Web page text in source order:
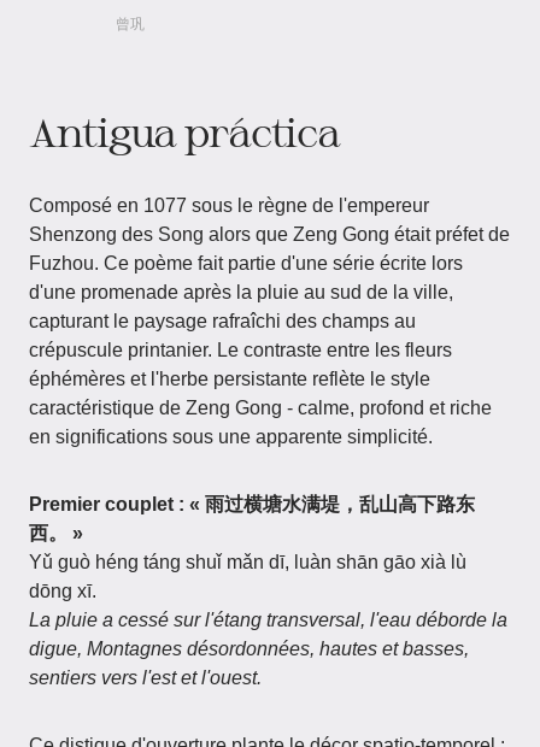
曾巩
Antigua práctica
Composé en 1077 sous le règne de l'empereur
Shenzong des Song alors que Zeng Gong était préfet de
Fuzhou. Ce poème fait partie d'une série écrite lors
d'une promenade après la pluie au sud de la ville,
capturant le paysage rafraîchi des champs au
crépuscule printanier. Le contraste entre les fleurs
éphémères et l'herbe persistante reflète le style
caractéristique de Zeng Gong - calme, profond et riche
en significations sous une apparente simplicité.
Premier couplet : « 雨过横塘水满堤，乱山高下路东
西。 »
Yǔ guò héng táng shuǐ mǎn dī, luàn shān gāo xià lù
dōng xī.
La pluie a cessé sur l'étang transversal, l'eau déborde la
digue, Montagnes désordonnées, hautes et basses,
sentiers vers l'est et l'ouest.